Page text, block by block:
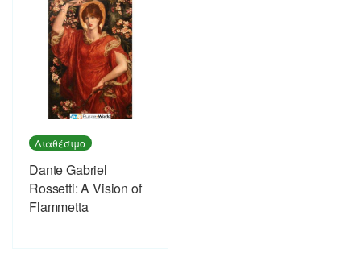
Διαθέσιμο
Dante Gabriel
Rossetti: A Vision of
Flammetta